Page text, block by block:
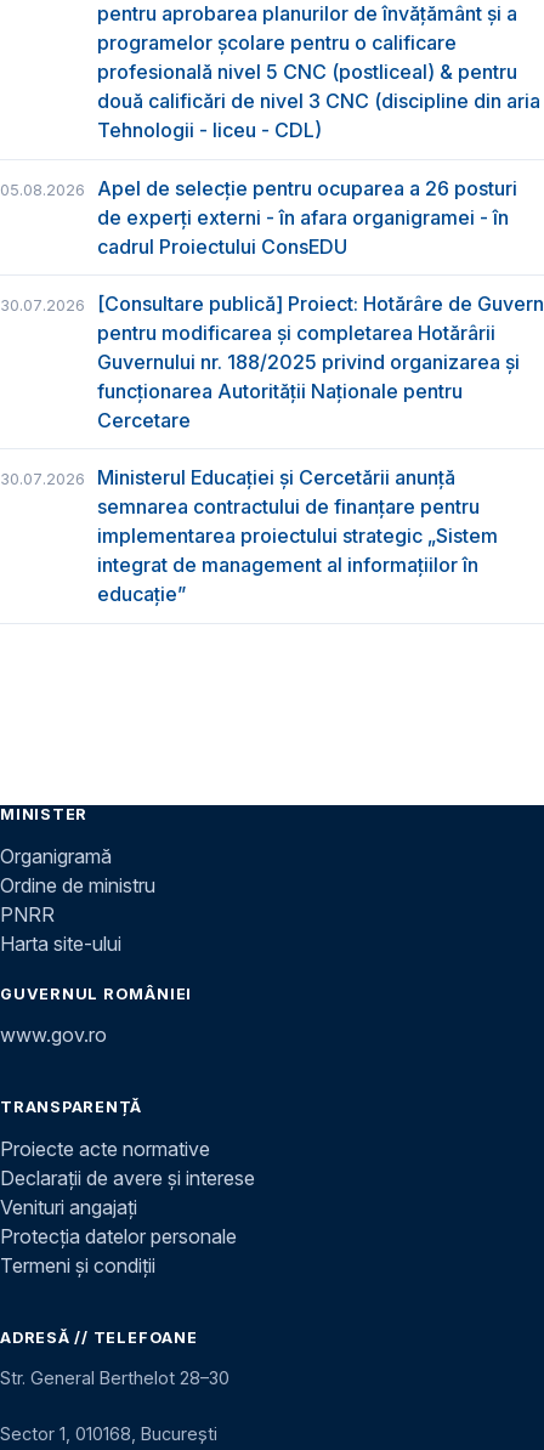
pentru aprobarea planurilor de învățământ și a
programelor școlare pentru o calificare
profesională nivel 5 CNC (postliceal) & pentru
două calificări de nivel 3 CNC (discipline din aria
Tehnologii - liceu - CDL)
05.08.2026
Apel de selecție pentru ocuparea a 26 posturi
de experți externi - în afara organigramei - în
cadrul Proiectului ConsEDU
30.07.2026
[Consultare publică] Proiect: Hotărâre de Guvern
pentru modificarea și completarea Hotărârii
Guvernului nr. 188/2025 privind organizarea şi
funcţionarea Autorităţii Naţionale pentru
Cercetare
30.07.2026
Ministerul Educației și Cercetării anunță
semnarea contractului de finanțare pentru
implementarea proiectului strategic „Sistem
integrat de management al informațiilor în
educație”
MINISTER
Organigramă
Ordine de ministru
PNRR
Harta site-ului
GUVERNUL ROMÂNIEI
www.gov.ro
TRANSPARENȚĂ
Proiecte acte normative
Declarații de avere și interese
Venituri angajați
Protecția datelor personale
Termeni și condiții
ADRESĂ // TELEFOANE
Str. General Berthelot 28–30
Sector 1, 010168, București